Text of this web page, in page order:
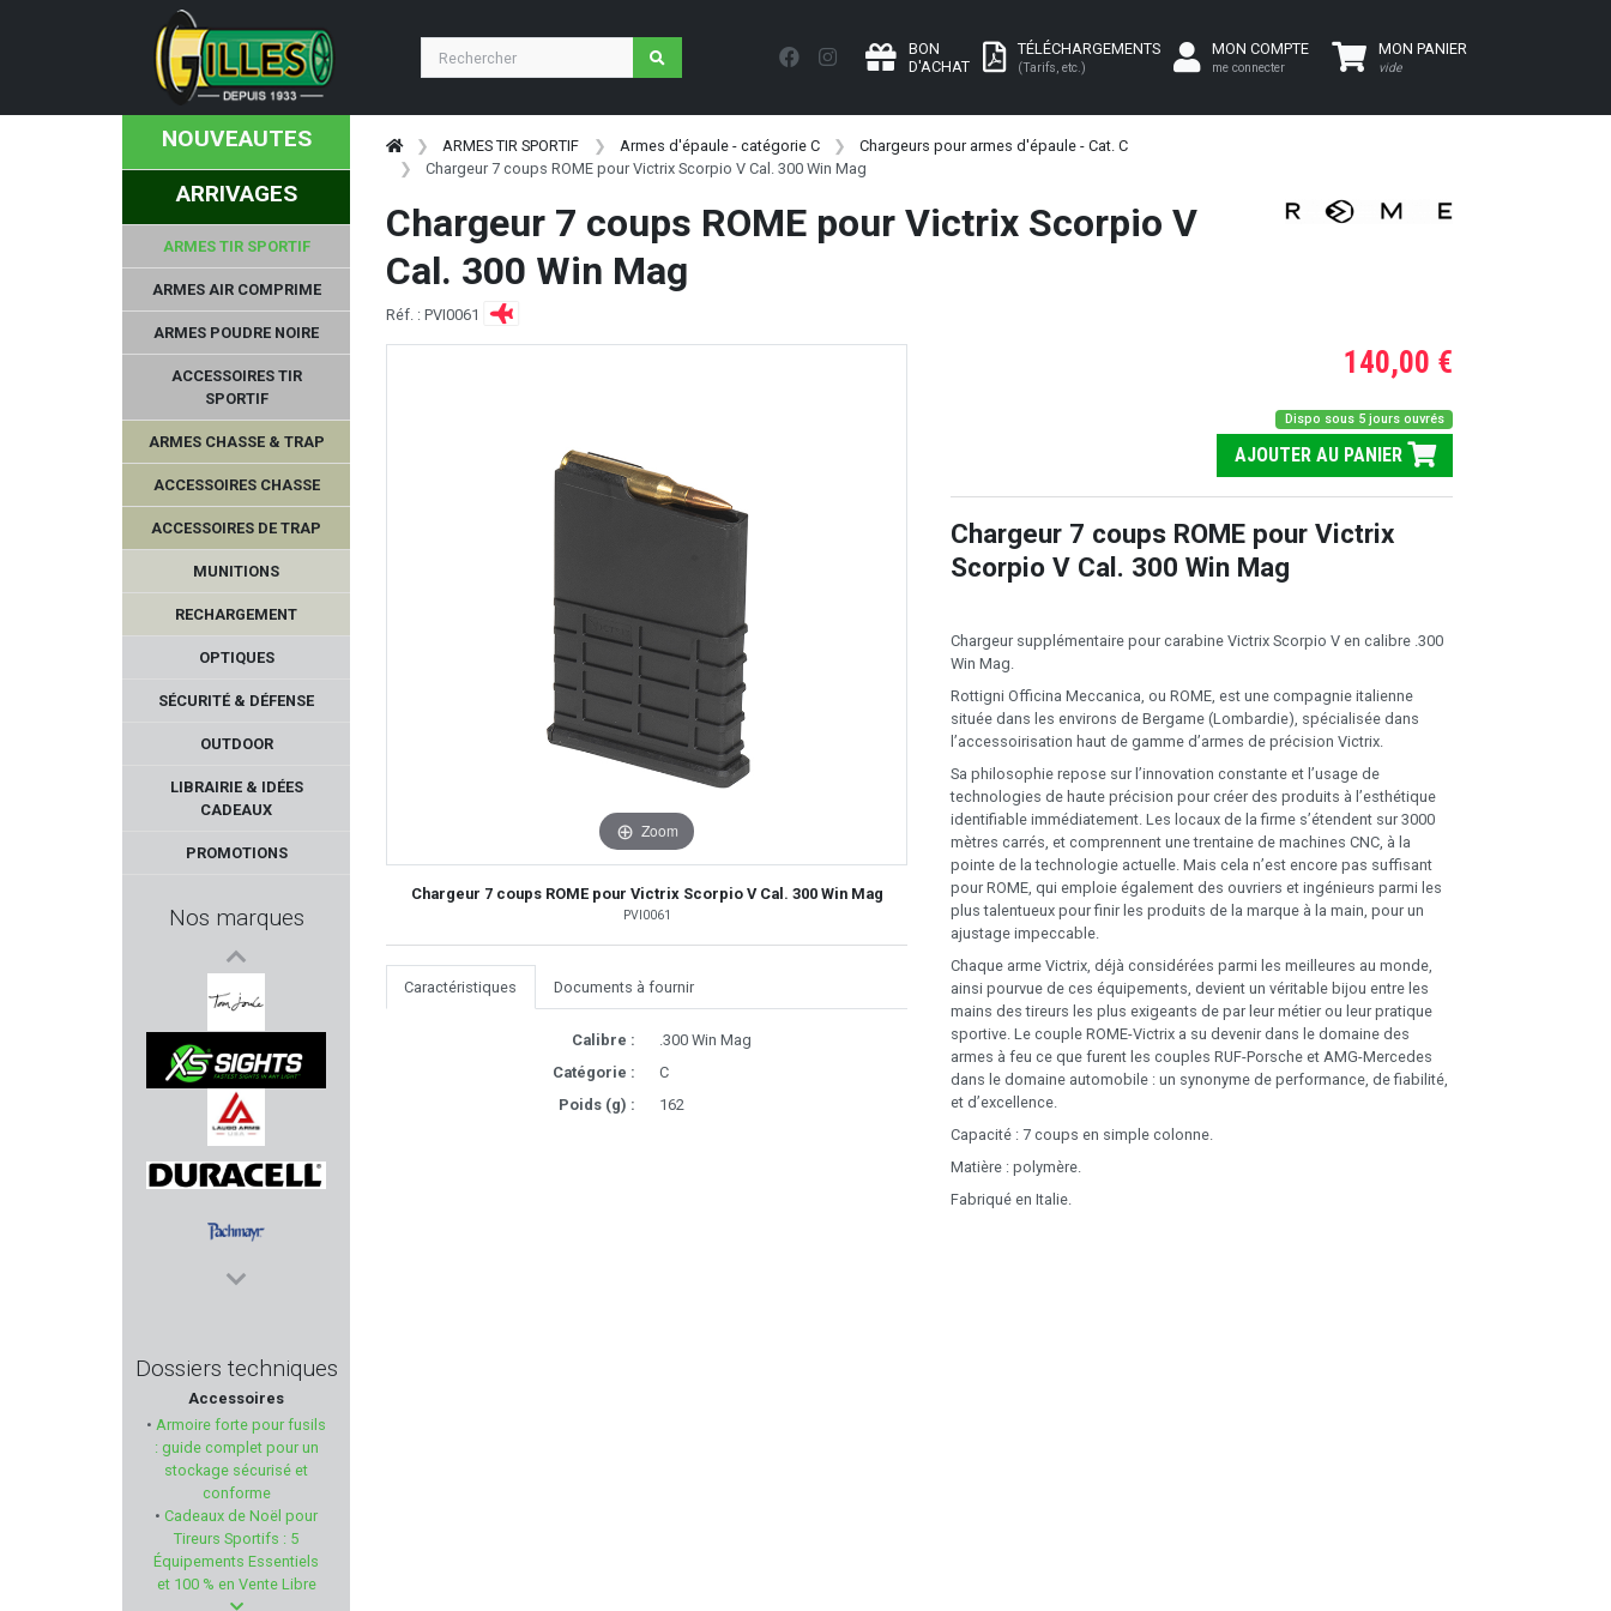
BON
D'ACHAT
TÉLÉCHARGEMENTS
(Tarifs, etc.)
MON COMPTE
me connecter
MON PANIER
vide
NOUVEAUTES
ARRIVAGES
ARMES TIR SPORTIF
ARMES AIR COMPRIME
ARMES POUDRE NOIRE
ACCESSOIRES TIR
SPORTIF
ARMES CHASSE & TRAP
ACCESSOIRES CHASSE
ACCESSOIRES DE TRAP
MUNITIONS
RECHARGEMENT
OPTIQUES
SÉCURITÉ & DÉFENSE
OUTDOOR
LIBRAIRIE & IDÉES
CADEAUX
PROMOTIONS
Nos marques
PERUN ARMS
TOM JOULE
XS SIGHTS
LAUGO ARMS
Duracell
PACHMAYR
LEE ENFIELD
I.M.I
HERA ARMS
NEXTORCH
Dossiers techniques
Accessoires
• Armoire forte pour fusils
: guide complet pour un
stockage sécurisé et
conforme
• Cadeaux de Noël pour
Tireurs Sportifs : 5
Équipements Essentiels
et 100 % en Vente Libre
ARMES TIR SPORTIF Armes d'épaule - catégorie C
Chargeurs pour armes d'épaule - Cat. C
Chargeur 7 coups ROME pour Victrix Scorpio V Cal. 300 Win Mag
Chargeur 7 coups ROME pour Victrix Scorpio V
Cal. 300 Win Mag
Réf. : PVI0061
Zoom
Chargeur 7 coups ROME pour Victrix Scorpio V Cal. 300 Win Mag
PVI0061
Caractéristiques Documents à fournir
Calibre :
.300 Win Mag
Catégorie :
C
Poids (g) :
162
140,00 €
Dispo sous 5 jours ouvrés
AJOUTER AU PANIER
Chargeur 7 coups ROME pour Victrix
Scorpio V Cal. 300 Win Mag
Chargeur supplémentaire pour carabine Victrix Scorpio V en calibre .300
Win Mag.
Rottigni Officina Meccanica, ou ROME, est une compagnie italienne
située dans les environs de Bergame (Lombardie), spécialisée dans
l’accessoirisation haut de gamme d’armes de précision Victrix.
Sa philosophie repose sur l’innovation constante et l’usage de
technologies de haute précision pour créer des produits à l’esthétique
identifiable immédiatement. Les locaux de la firme s’étendent sur 3000
mètres carrés, et comprennent une trentaine de machines CNC, à la
pointe de la technologie actuelle. Mais cela n’est encore pas suffisant
pour ROME, qui emploie également des ouvriers et ingénieurs parmi les
plus talentueux pour finir les produits de la marque à la main, pour un
ajustage impeccable.
Chaque arme Victrix, déjà considérées parmi les meilleures au monde,
ainsi pourvue de ces équipements, devient un véritable bijou entre les
mains des tireurs les plus exigeants de par leur métier ou leur pratique
sportive. Le couple ROME-Victrix a su devenir dans le domaine des
armes à feu ce que furent les couples RUF-Porsche et AMG-Mercedes
dans le domaine automobile : un synonyme de performance, de fiabilité,
et d’excellence.
Capacité : 7 coups en simple colonne.
Matière : polymère.
Fabriqué en Italie.